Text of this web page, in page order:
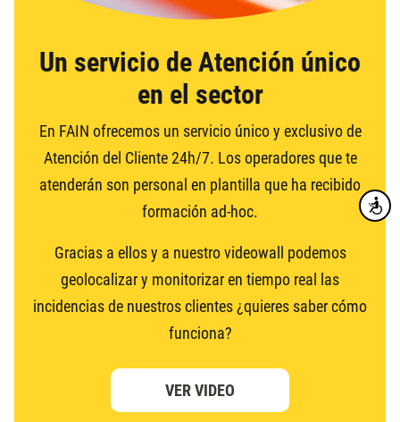
Un servicio de Atención único
en el sector
En FAIN ofrecemos un servicio único y exclusivo de
Atención del Cliente 24h/7. Los operadores que te
atenderán son personal en plantilla que ha recibido
formación ad-hoc.
Gracias a ellos y a nuestro videowall podemos
geolocalizar y monitorizar en tiempo real las
incidencias de nuestros clientes ¿quieres saber cómo
funciona?
VER VIDEO